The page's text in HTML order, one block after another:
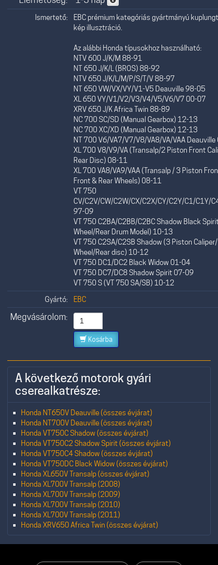
Ismertető:
EBC prémium kategóriás gyártmányú
kép illusztráció.
Az alábbi Honda típusokhoz használható:
NTV 600 J/K/M 88-91
NT 650 J/K/L (BROS) 88-92
NTV 650 J/K/L/M/P/S/T/V 88-97
NT 650 VW/VX/VY/V1-V5 Deauville 98-05
XL 650 VY/V1/V2/V3/V4/V5/V6/V7 00-07
XRV 650 J/K Africa Twin 88-89
NC 700 SC/SD (Manual Gearbox) 12-13
NC 700 XC/XD (Manual Gearbox) 12-13
NT 700 V6/VA7/V7/V8/VA8/VA/VAA
XL 700 V8/V9/VA (Transalp/2 Piston Front
Rear Disc) 08-11
XL 700 VA8/VA9/VAA (Transalp / 3 Piston
Front & Rear Wheels) 08-11
VT 750
CV/C2V/CW/C2W/CX/C2X/CY/C2Y/C1/C1Y/
97-09
VT 750 C2BA/C2BB/C2BC Shadow Black
Wheel/Rear Drum Model) 10-13
VT 750 C2SA/C2SB Shadow (3 Piston
Wheel/Rear disc) 10-12
VT 750 DC1/DC2 Black Widow 01-04
VT 750 DC7/DC8 Shadow Spirit 07-09
VT 750 S (VT 750 SA/SB) 10-12
Gyártó:
EBC
Megvásárolom:
Kosárba
A következő motorok gyári
cserealkatrésze:
Honda NT650V Deauville (összes évjárat)
Honda NT700V Deauville (összes évjárat)
Honda VT750C Shadow (összes évjárat)
Honda VT750C2 Shadow Spirit (összes évjárat)
Honda VT750C4 Shadow (összes évjárat)
Honda VT750DC Black Widow (összes évjárat)
Honda XL650V Transalp (összes évjárat)
Honda XL700V Transalp (2008)
Honda XL700V Transalp (2009)
Honda XL700V Transalp (2010)
Honda XL700V Transalp (2011)
Honda XRV650 Africa Twin (összes évjárat)